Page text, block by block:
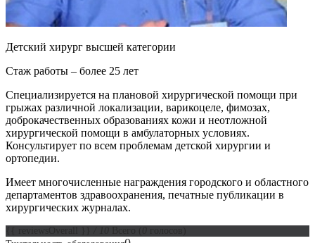
Детский хирург высшей категории
Стаж работы – более 25 лет
Специализируется на плановой хирургической помощи при
грыжах различной локализации, варикоцеле, фимозах,
доброкачественных образованиях кожи и неотложной
хирургической помощи в амбулаторных условиях.
Консультирует по всем проблемам детской хирургии и
ортопедии.
Имеет многочисленные награждения городского и областного
департаментов здравоохранения, печатные публикации в
хирургических журналах.